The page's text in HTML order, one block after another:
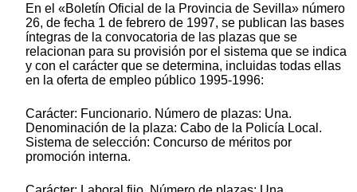
En el «Boletín Oficial de la Provincia de Sevilla» número
26, de fecha 1 de febrero de 1997, se publican las bases
íntegras de la convocatoria de las plazas que se
relacionan para su provisión por el sistema que se indica
y con el carácter que se determina, incluidas todas ellas
en la oferta de empleo público 1995-1996:
Carácter: Funcionario. Número de plazas: Una.
Denominación de la plaza: Cabo de la Policía Local.
Sistema de selección: Concurso de méritos por
promoción interna.